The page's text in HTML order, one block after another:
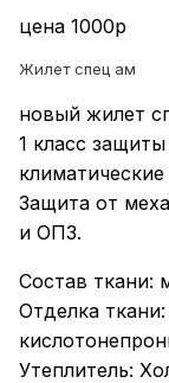
цена 1000р
Жилет спец ам
новый жилет
1 класс
климатические
Защита от
и ОПЗ.
Состав ткани:
Отделка
Утеплитель: